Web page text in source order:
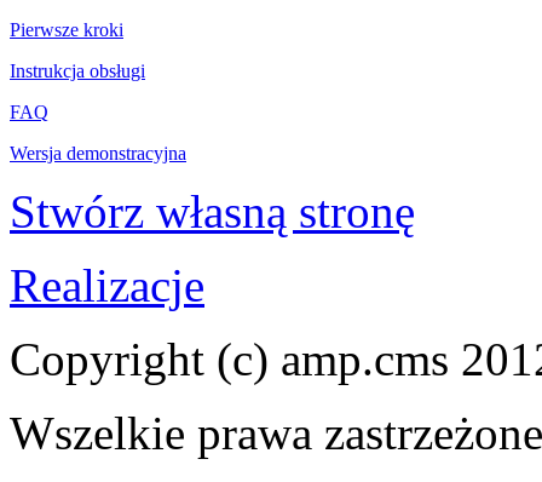
Pierwsze kroki
Instrukcja obsługi
FAQ
Wersja demonstracyjna
Stwórz własną stronę
Realizacje
Copyright (c) amp.cms
Wszelkie prawa zastrzeżone